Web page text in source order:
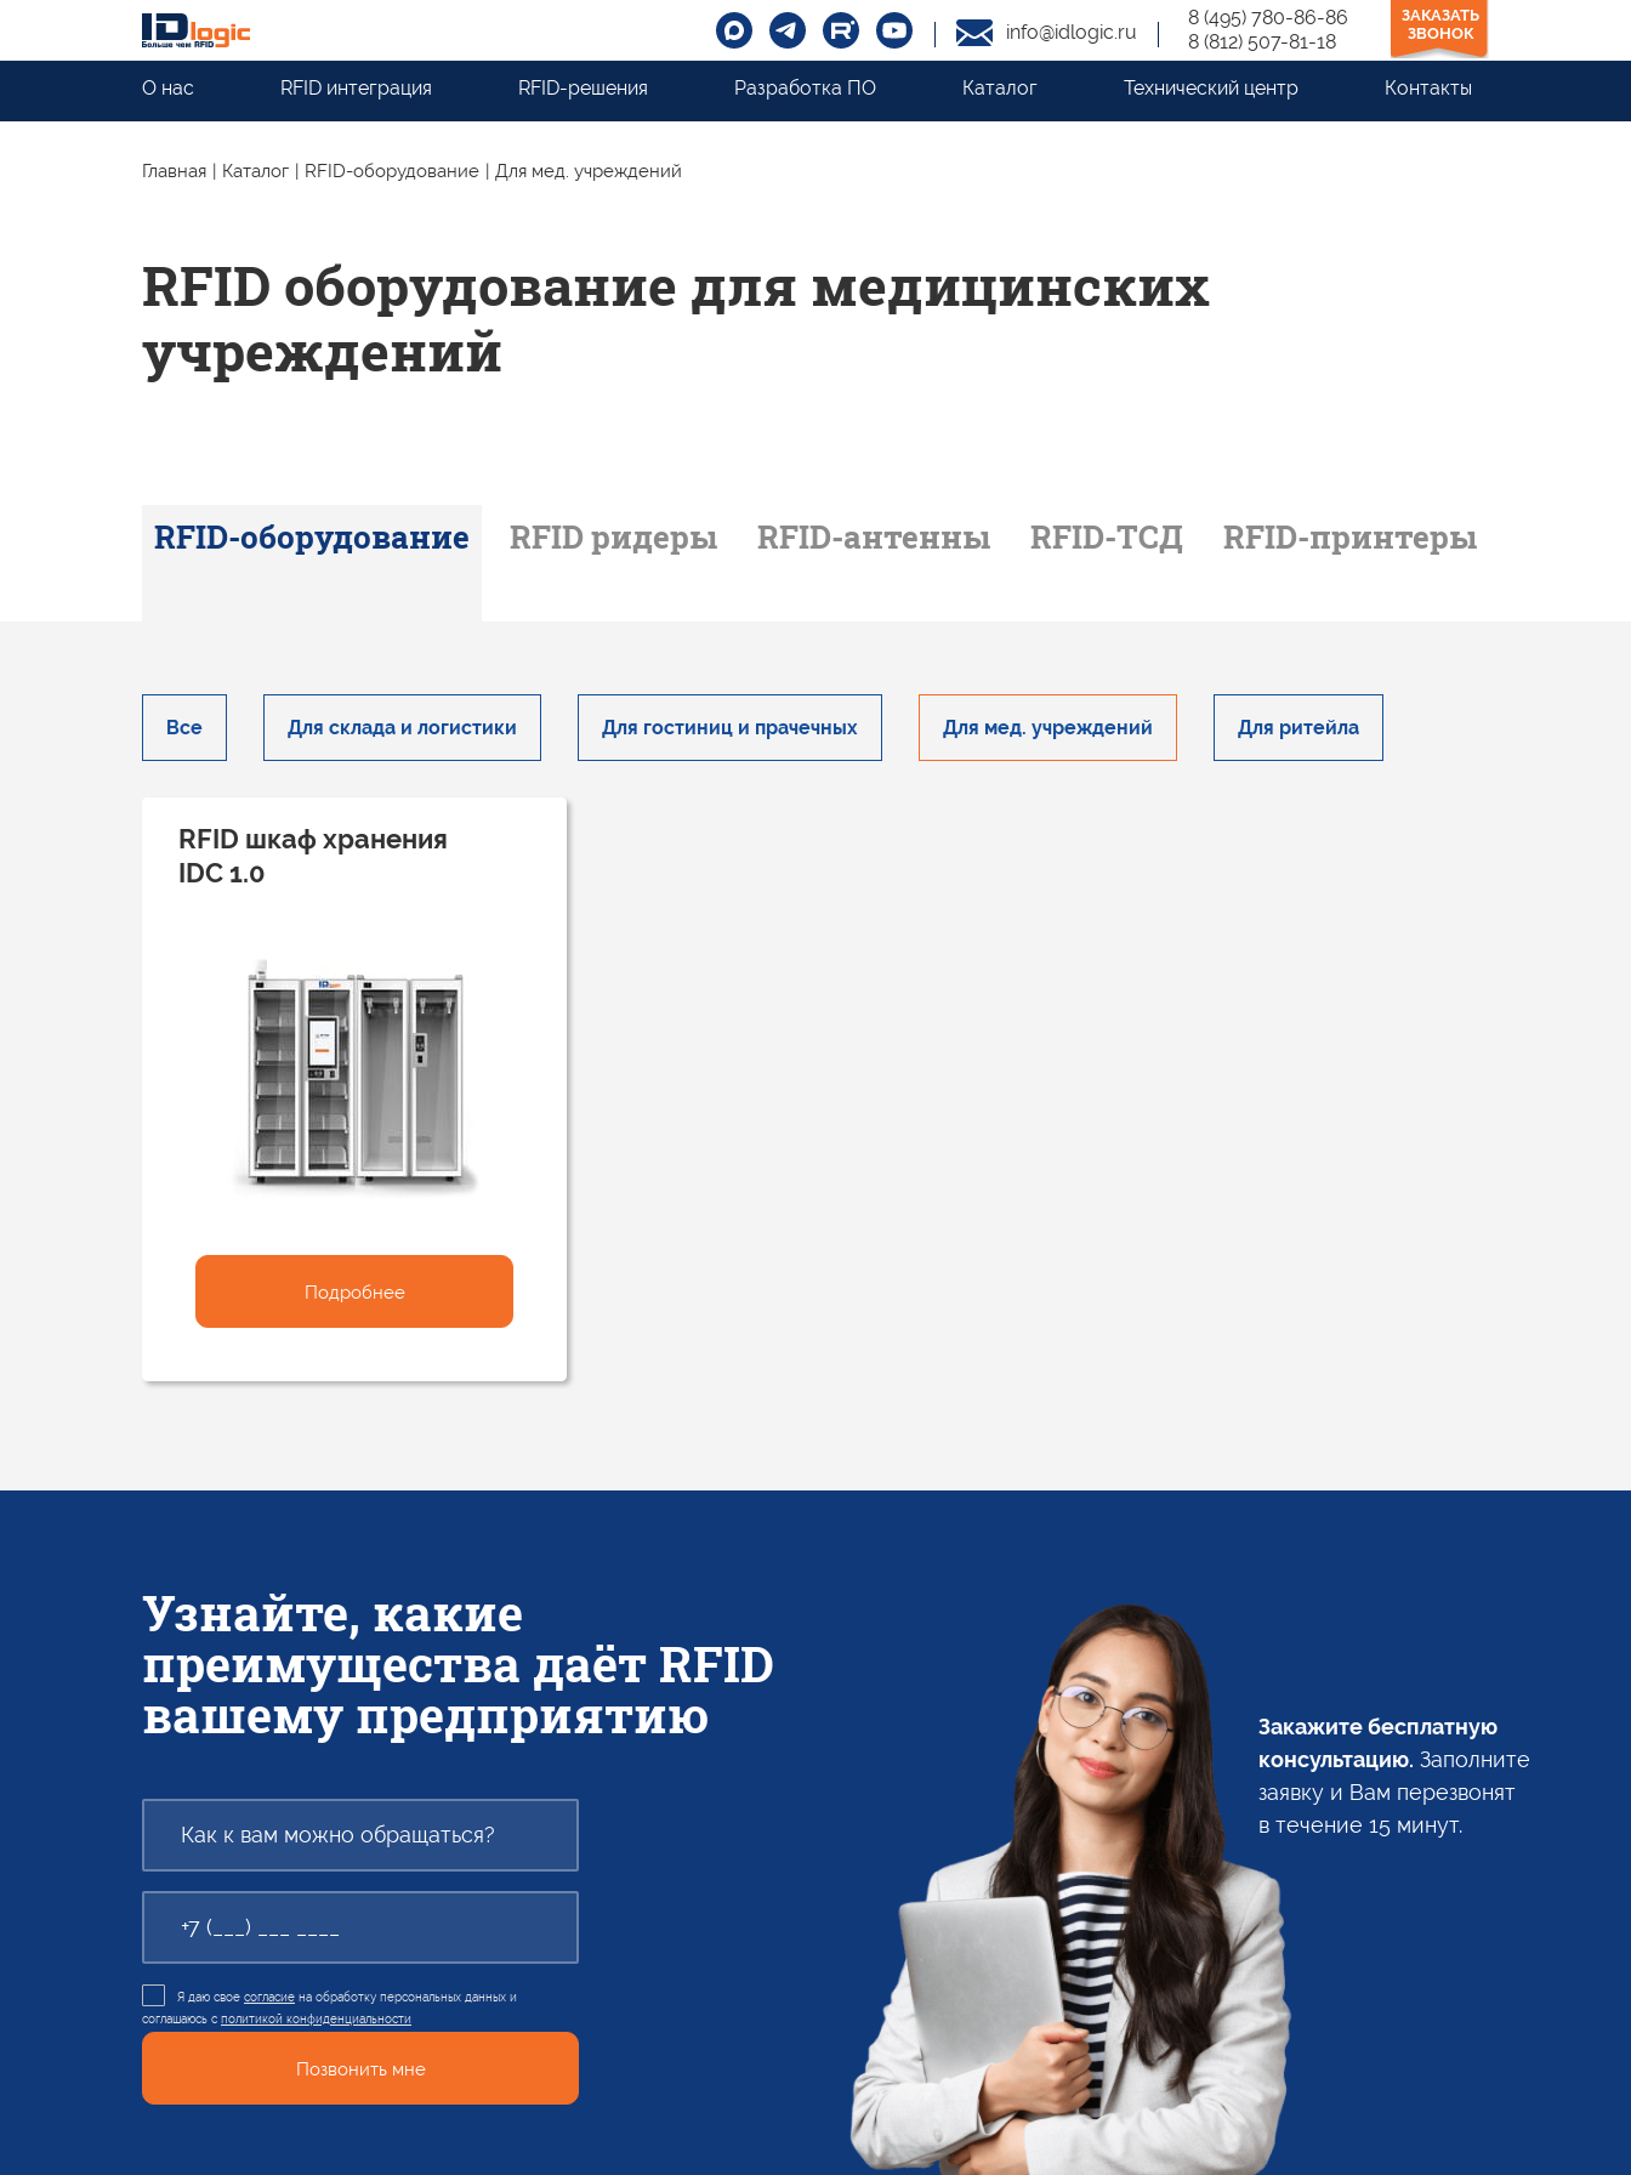
info@idlogic.ru
8 (495) 780-86-86
8 (812) 507-81-18
ЗАКАЗАТЬ
ЗВОНОК
О нас RFID интеграция RFID-решения Разработка ПО Каталог Технический центр Контакты
Главная | Каталог | RFID-оборудование | Для мед. учреждений
RFID оборудование для медицинских
учреждений
RFID-оборудование RFID ридеры RFID-антенны RFID-ТСД RFID-принтеры
Все Для склада и логистики Для гостиниц и прачечных Для мед. учреждений Для ритейла
RFID шкаф хранения
IDС 1.0
Подробнее
Узнайте, какие
преимущества даёт RFID
вашему предприятию
Я даю свое согласие на обработку персональных данных и
соглашаюсь с политикой конфиденциальности
Позвонить мне
Закажите бесплатную
консультацию. Заполните
заявку и Вам перезвонят
в течение 15 минут.